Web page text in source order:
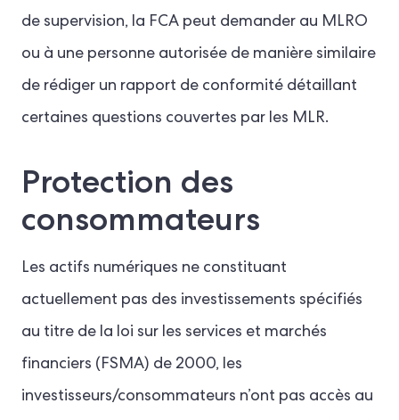
de supervision, la FCA peut demander au MLRO
ou à une personne autorisée de manière similaire
de rédiger un rapport de conformité détaillant
certaines questions couvertes par les MLR.
Protection des
consommateurs
Les actifs numériques ne constituant
actuellement pas des investissements spécifiés
au titre de la loi sur les services et marchés
financiers (FSMA) de 2000, les
investisseurs/consommateurs n’ont pas accès au